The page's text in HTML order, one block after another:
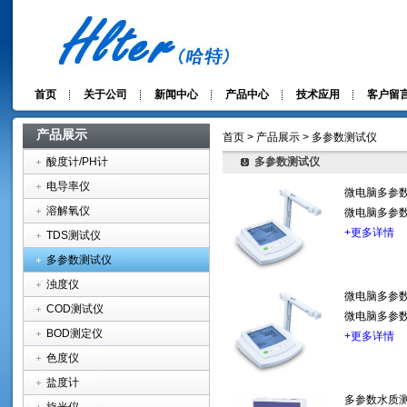
首页 关于公司 新闻中心 产品中心 技术应用 客户留
产品展示
酸度计/PH计
电导率仪
溶解氧仪
TDS测试仪
多参数测试仪
浊度仪
COD测试仪
BOD测定仪
色度仪
盐度计
首页 > 产品展示 > 多参数测试仪
多参数测试仪
微电脑多参
微电脑多参
+更多详情
微电脑多参
微电脑多参
+更多详情
多参数水质